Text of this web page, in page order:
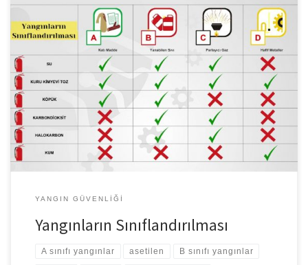
Yangınların Sınıflandırılması Yangınları yanmakta olan maddeye
göre 4 sınıfta toplayabiliriz. A sınıfı yangınlar: Tahta, kağıt, elyaf,
pamuk gibi katı madde yangınlarıdır. B sınıfı yangınlar: Benzin,
benzol, yağlar, yağlı boyalar, tiner, katran gibi yanabilen sıvılar bu
sınıfa girer. C sınıfı yangınlar: Metan, propan, LPG, asetilen,
havagazı, hidrojen gibi parlayıcı gazlar […]
YANGIN GÜVENLIĞI
Yangınların Sınıflandırılması
A sınıfı yangınlar asetilen B sınıfı yangınlar